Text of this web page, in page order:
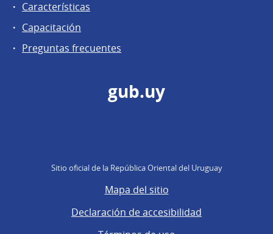
Características
Capacitación
Preguntas frecuentes
gub.uy
Sitio oficial de la República Oriental del Uruguay
Mapa del sitio
Declaración de accesibilidad